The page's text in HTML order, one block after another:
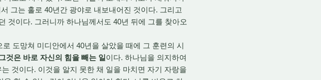
그는 홀로 40년간 광야로 내보내어진 것이다. 그리고
것이다. 그러니까 하나님께서도 40년 뒤에 그를 찾아오
도망쳐 미디안에서 40년을 살았을 때에 그 훈련의 시
것은 바로 자신의 힘을 빼는 일이다. 하나님을 의지하여
것이다. 이것을 알지 못한 채 일을 마치면 자기 자랑을